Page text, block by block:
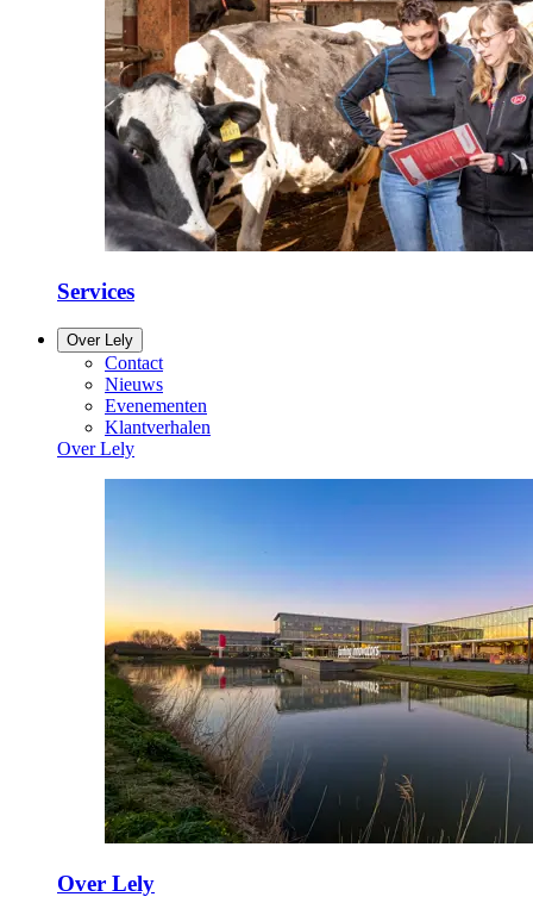
Services
Over Lely
Contact
Nieuws
Evenementen
Klantverhalen
Over Lely
Over Lely